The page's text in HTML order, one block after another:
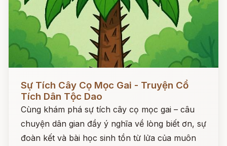
Sự Tích Cây Cọ Mọc Gai - Truyện Cổ
Tích Dân Tộc Dao
Cùng khám phá sự tích cây cọ mọc gai – câu
chuyện dân gian đầy ý nghĩa về lòng biết ơn, sự
đoàn kết và bài học sinh tồn từ lửa của muôn